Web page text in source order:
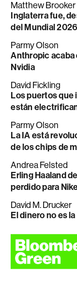
Matthew Brooker
Inglaterra fue,
del Mundial 2026
Parmy Olson
Anthropic acaba
Nvidia
David Fickling
Los puertos que
están
Parmy Olson
La IA está
de los chips de
Andrea Felsted
Erling Haaland
perdido para
David M. Drucker
El dinero no es